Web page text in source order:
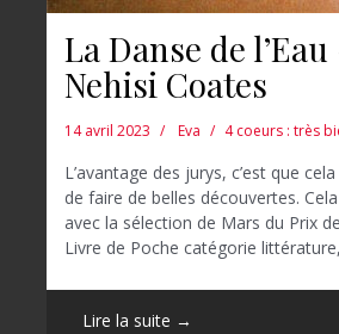
La Danse de
Nehisi Coates
14 avril 2023 Eva 4 coeurs : très
L’avantage des jurys, c’est que
de faire de belles découvertes.
avec la sélection de Mars du Prix
Livre de Poche catégorie
Lire la suite →